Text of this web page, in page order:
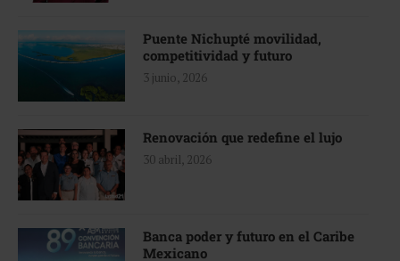
Puente Nichupté movilidad,
competitividad y futuro
3 junio, 2026
Renovación que redefine el lujo
30 abril, 2026
Banca poder y futuro en el Caribe
Mexicano